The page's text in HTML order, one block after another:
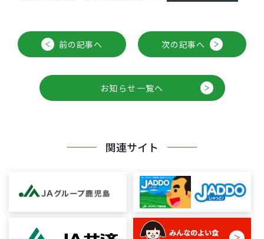
前の記事へ 次の記事へ
お知らせ一覧へ
関連サイト